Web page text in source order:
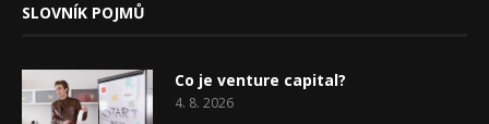
SLOVNÍK POJMŮ
Co je venture capital?
4. 8. 2026